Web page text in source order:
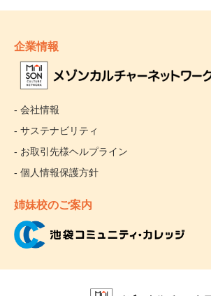
企業情報
- 会社情報
- サステナビリティ
- お取引先様ヘルプライン
- 個人情報保護方針
姉妹校のご案内